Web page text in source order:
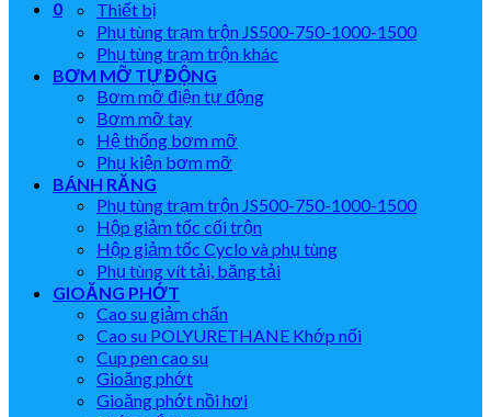
0
Thiết bị
Phụ tùng trạm trộn JS500-750-1000-1500
Phụ tùng trạm trộn khác
BƠM MỠ TỰ ĐỘNG
Bơm mỡ điện tự động
Bơm mỡ tay
Hệ thống bơm mỡ
Phụ kiện bơm mỡ
BÁNH RĂNG
Phụ tùng trạm trộn JS500-750-1000-1500
Hộp giảm tốc cối trộn
Hộp giảm tốc Cyclo và phụ tùng
Phụ tùng vít tải, băng tải
GIOĂNG PHỚT
Cao su giảm chấn
Cao su POLYURETHANE Khớp nối
Cup pen cao su
Gioăng phớt
Gioăng phớt nồi hơi